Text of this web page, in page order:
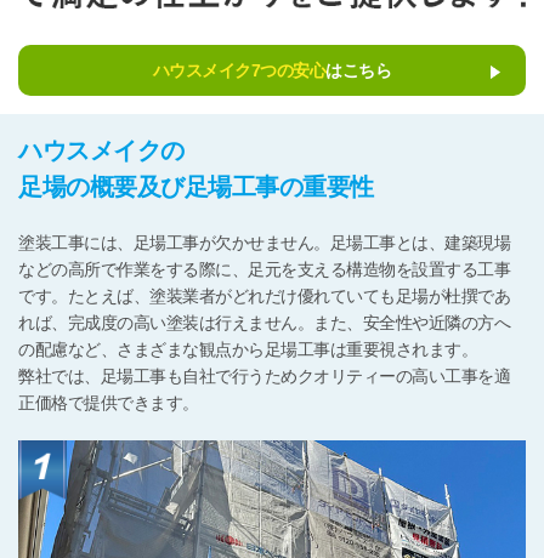
ハウスメイク7つの安心はこちら
ハウスメイクの
足場の概要及び足場工事の重要性
塗装工事には、足場工事が欠かせません。足場工事とは、建築現場
などの高所で作業をする際に、足元を支える構造物を設置する工事
です。たとえば、塗装業者がどれだけ優れていても足場が杜撰であ
れば、完成度の高い塗装は行えません。また、安全性や近隣の方へ
の配慮など、さまざまな観点から足場工事は重要視されます。
弊社では、足場工事も自社で行うためクオリティーの高い工事を適
正価格で提供できます。